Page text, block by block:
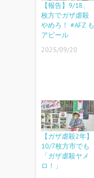
【報告】9/18、
枚方でガザ虐殺
やめろ！ #AFZ も
アピール
2025/09/20
【ガザ虐殺2年】
10/7枚方市でも
「ガザ虐殺ヤメ
ロ！」